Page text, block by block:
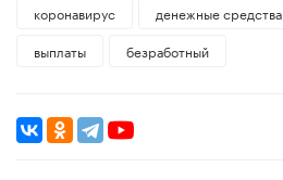
коронавирус
денежные средства
выплаты
безработный